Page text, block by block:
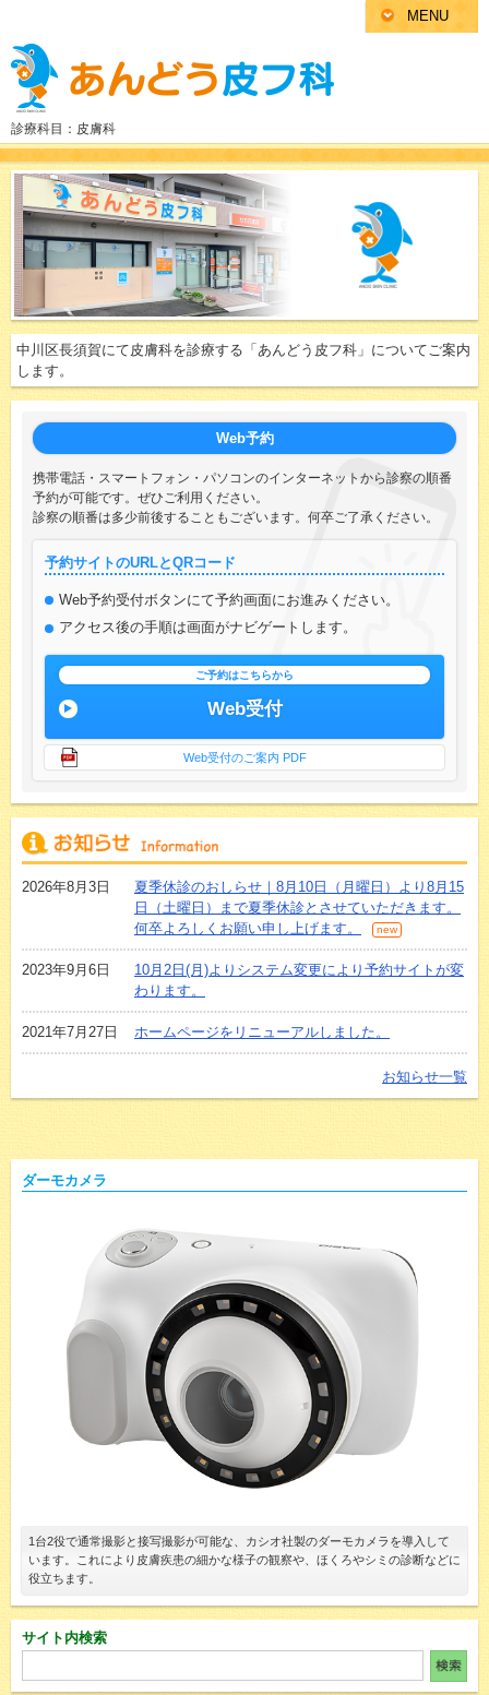
診療科目：皮膚科
中川区長須賀にて皮膚科を診療する「あんどう皮フ科」についてご案内
します。
Web予約
携帯電話・スマートフォン・パソコンのインターネットから診察の順番
予約が可能です。ぜひご利用ください。
診察の順番は多少前後することもございます。何卒ご了承ください。
予約サイトのURLとQRコード
Web予約受付ボタンにて予約画面にお進みください。
アクセス後の手順は画面がナビゲートします。
ご予約はこちらから
Web受付
Web受付のご案内 PDF
2026年8月3日
夏季休診のおしらせ｜8月10日（月曜日）より8月15
日（土曜日）まで夏季休診とさせていただきます。
何卒よろしくお願い申し上げます。
2023年9月6日
10月2日(月)よりシステム変更により予約サイトが変
わります。
2021年7月27日 ホームページをリニューアルしました。
お知らせ一覧
MENU
ダーモカメラ
1台2役で通常撮影と接写撮影が可能な、カシオ社製のダーモカメラを導入して
います。これにより皮膚疾患の細かな様子の観察や、ほくろやシミの診断などに
役立ちます。
サイト内検索